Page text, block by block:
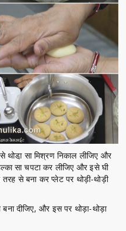
थोडा़ सा मिश्रण निकाल लीजिए और
सा चपटा कर लीजिए और इसे घी
से बना कर प्लेट पर थोड़ी-थोड़ी
दीजिए, और इस पर थोड़ा-थोड़ा